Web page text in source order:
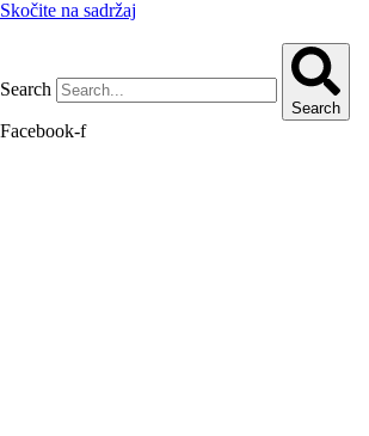
Skočite na sadržaj
Search
Search
Facebook-f